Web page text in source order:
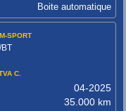
Boite automatique
SPORT
C.
04-2025
35.000 km